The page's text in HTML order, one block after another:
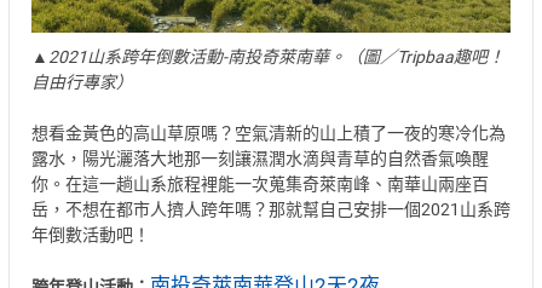
▲2021山系跨年倒數活動-南投奇萊南華。（圖／Tripbaa趣吧！
自由行專家）
想看金黃色的高山草原嗎？空氣清新的山上積了一夜的寒冷化為
露水，陽光灑落大地那一刻讓濕潤水滴與青草的自然香氣喚醒
你。在這一趟山系旅程裡能一次蒐集奇萊南峰、南華山兩座百
岳，不想在都市人擠人跨年嗎？那就幫自己安排一個2021山系跨
年倒數活動吧！